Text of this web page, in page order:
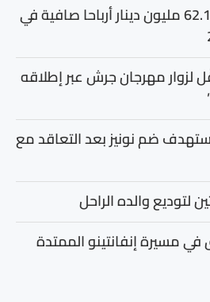
مصفاة البترول تحقق 62.1 مليون دينار أرباحا صافية في
لزوار مهرجان جرش عبر إطلاقه
ضم نونيز بعد التعاقد مع
لتوديع والده الراحل
مسيرة إنفانتينو الممتدة